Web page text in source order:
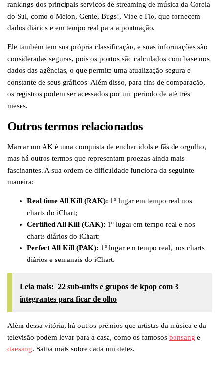
rankings dos principais serviços de streaming de música da Coreia
do Sul, como o Melon, Genie, Bugs!, Vibe e Flo, que fornecem
dados diários e em tempo real para a pontuação.
Ele também tem sua própria classificação, e suas informações são
consideradas seguras, pois os pontos são calculados com base nos
dados das agências, o que permite uma atualização segura e
constante de seus gráficos. Além disso, para fins de comparação,
os registros podem ser acessados por um período de até três
meses.
Outros termos relacionados
Marcar um AK é uma conquista de encher idols e fãs de orgulho,
mas há outros termos que representam proezas ainda mais
fascinantes. A sua ordem de dificuldade funciona da seguinte
maneira:
Real time All Kill (RAK): 1º lugar em tempo real nos
charts do iChart;
Certified All Kill (CAK): 1º lugar em tempo real e nos
charts diários do iChart;
Perfect All Kill (PAK): 1º lugar em tempo real, nos charts
diários e semanais do iChart.
Leia mais: 22 sub-units e grupos de kpop com 3
integrantes para ficar de olho
Além dessa vitória, há outros prêmios que artistas da música e da
televisão podem levar para a casa, como os famosos bonsang e
daesang. Saiba mais sobre cada um deles.